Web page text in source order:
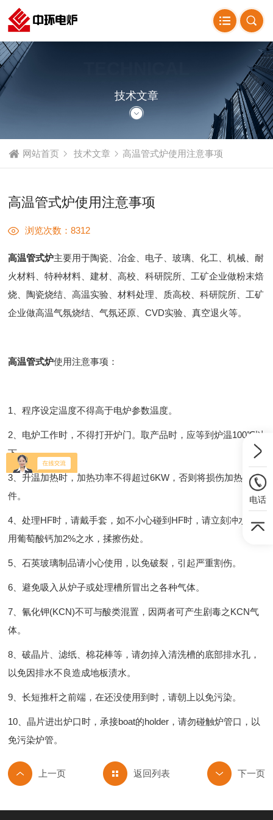
ARTICLE
技术文章
网站首页 技术文章 高温管式炉使用注意事项
高温管式炉使用注意事项
浏览次数：8312
高温管式炉主要用于陶瓷、冶金、电子、玻璃、化工、机械、耐
火材料、特种材料、建材、高校、科研院所、工矿企业做粉末焙
烧、陶瓷烧结、高温实验、材料处理、质高校、科研院所、工矿
企业做高温气氛烧结、气氛还原、CVD实验、真空退火等。
高温管式炉使用注意事项：
1、程序设定温度不得高于电炉参数温度。
2、电炉工作时，不得打开炉门。取产品时，应等到炉温100℃以
下。
3、升温加热时，加热功率不得超过6KW，否则将损伤加热元
件。
4、处理HF时，请戴手套，如不小心碰到HF时，请立刻冲水，
用葡萄酸钙加2%之水，揉擦伤处。
5、石英玻璃制品请小心使用，以免破裂，引起严重割伤。
6、避免吸入从炉子或处理槽所冒出之各种气体。
7、氰化钾(KCN)不可与酸类混置，因两者可产生剧毒之KCN气
体。
8、破晶片、滤纸、棉花棒等，请勿掉入清洗槽的底部排水孔，
以免因排水不良造成地板渍水。
9、长短推杆之前端，在还没使用到时，请朝上以免污染。
10、晶片进出炉口时，承接boat的holder，请勿碰触炉管口，以
免污染炉管。
返回列表
电话